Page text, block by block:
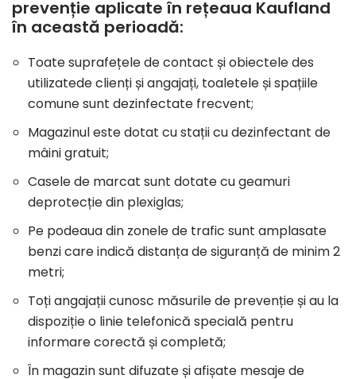
prevenție aplicate în rețeaua Kaufland
în această perioadă:
Toate suprafețele de contact și obiectele des
utilizatede clienți și angajați, toaletele și spațiile
comune sunt dezinfectate frecvent;
Magazinul este dotat cu stații cu dezinfectant de
mâini gratuit;
Casele de marcat sunt dotate cu geamuri
deprotecție din plexiglas;
Pe podeaua din zonele de trafic sunt amplasate
benzi care indică distanța de siguranță de minim 2
metri;
Toți angajații cunosc măsurile de prevenție și au la
dispoziție o linie telefonică specială pentru
informare corectă și completă;
În magazin sunt difuzate și afișate mesaje de